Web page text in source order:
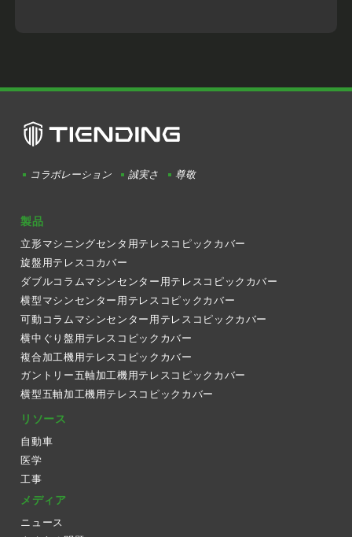
コラボレーション 誠実さ 尊敬
製品
立形マシニングセンタ用テレスコピックカバー
旋盤用テレスコカバー
ダブルコラムマシンセンター用テレスコピックカバー
横型マシンセンター用テレスコピックカバー
可動コラムマシンセンター用テレスコピックカバー
横中ぐり盤用テレスコピックカバー
複合加工機用テレスコピックカバー
ガントリー五軸加工機用テレスコピックカバー
横型五軸加工機用テレスコピックカバー
リソース
自動車
医学
工事
メディア
ニュース